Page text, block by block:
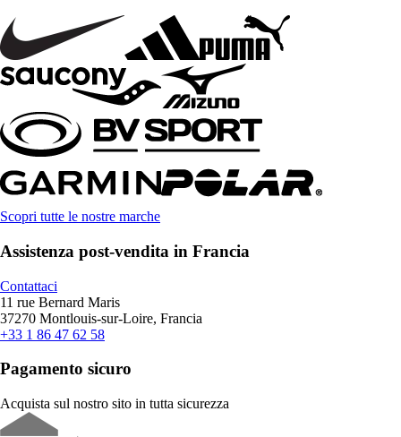
Scopri tutte le nostre marche
Assistenza post-vendita in Francia
Contattaci
11 rue Bernard Maris
37270 Montlouis-sur-Loire, Francia
+33 1 86 47 62 58
Pagamento sicuro
Acquista sul nostro sito in tutta sicurezza